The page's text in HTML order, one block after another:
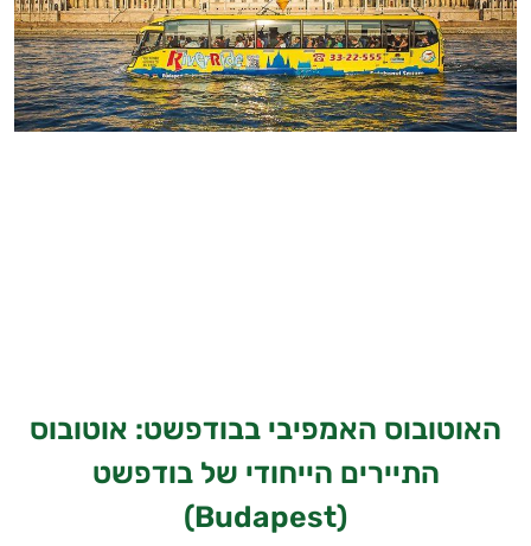
האוטובוס האמפיבי בבודפשט: אוטובוס
התיירים הייחודי של בודפשט
(Budapest)